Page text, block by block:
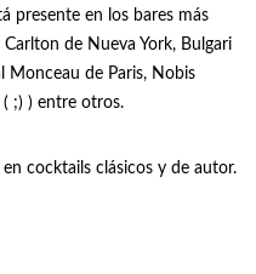
presente en los bares más
de Nueva York, Bulgari
Monceau de Paris, Nobis
;) ) entre otros.
cocktails clásicos y de autor.